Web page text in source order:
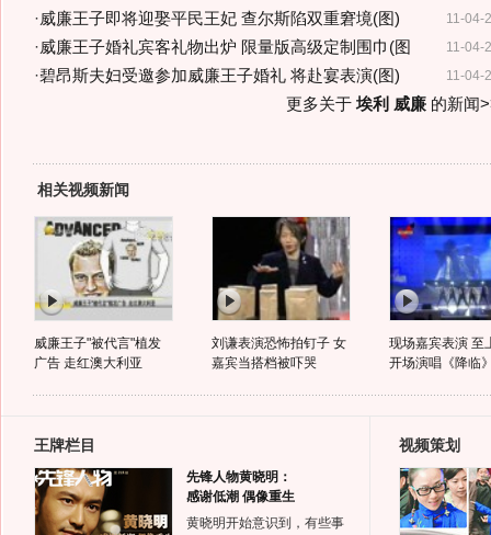
11-04-
·威廉王子即将迎娶平民王妃 查尔斯陷双重窘境(图)
11-04-
·威廉王子婚礼宾客礼物出炉 限量版高级定制围巾(图
11-04-
·碧昂斯夫妇受邀参加威廉王子婚礼 将赴宴表演(图)
更多关于埃利 威廉的新闻
相关视频新闻
威廉王子"被代言"植发
广告 走红澳大利亚
刘谦表演恐怖拍钉子 女
嘉宾当搭档被吓哭
现场嘉宾表演 至
开场演唱《降临
王牌栏目
先锋人物黄晓明：
感谢低潮 偶像重生
黄晓明开始意识到，有些事
视频策划